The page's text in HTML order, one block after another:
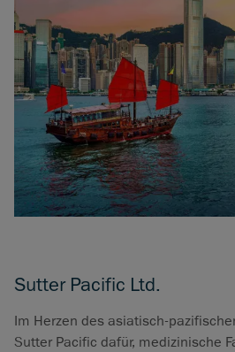
Sutter Pacific Ltd.
Im Herzen des asiatisch-
Sutter Pacific dafür, medizinische